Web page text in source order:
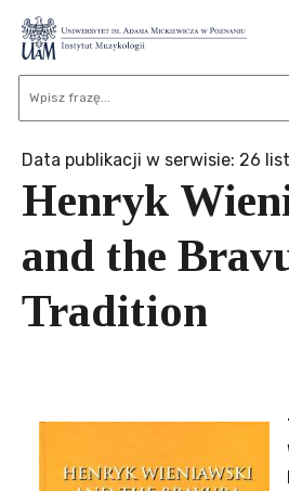
Data publikacji w serwisie: 26
Henryk
and the
Tradition